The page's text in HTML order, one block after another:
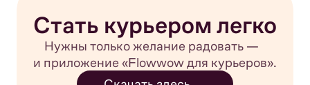
Стать курьером легко
Нужны только желание радовать —
и приложение «Flowwow для курьеров».